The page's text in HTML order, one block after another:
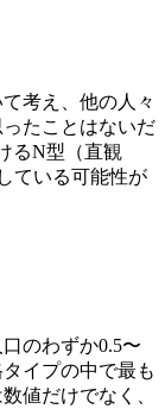
考え、他の人々
たことはないだ
るN型（直観
ている可能性が
のわずか0.5〜
イプの中で最も
値だけでなく、